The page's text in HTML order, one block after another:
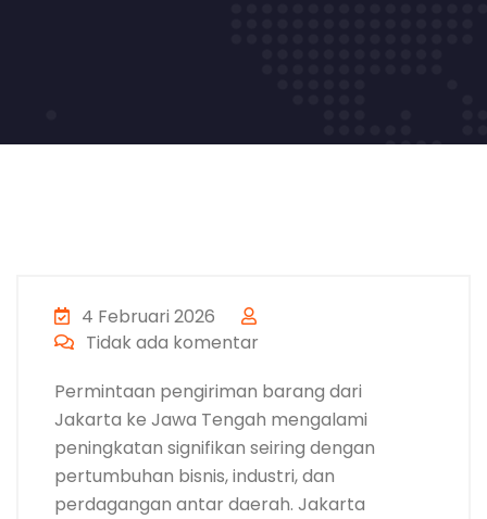
4 Februari 2026
Tidak ada komentar
Permintaan pengiriman barang dari
Jakarta ke Jawa Tengah mengalami
peningkatan signifikan seiring dengan
pertumbuhan bisnis, industri, dan
perdagangan antar daerah. Jakarta